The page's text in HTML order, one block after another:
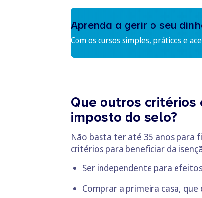
Aprenda a gerir o seu
Com os cursos simples, práticos e
Que outros critérios
imposto do selo?
Não basta ter até 35 anos para
critérios para beneficiar da
Ser independente para efeitos
Comprar a primeira casa,